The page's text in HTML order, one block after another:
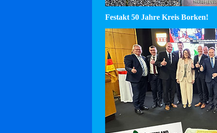
Festakt 50 Jahre Kreis Borken!